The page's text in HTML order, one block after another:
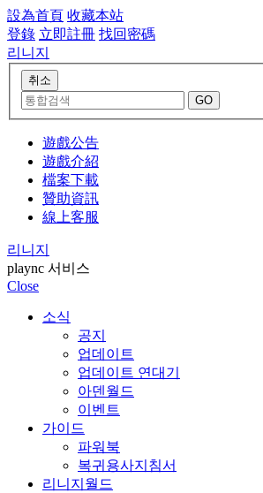
設為首頁 收藏本站
登錄 立即註冊 找回密碼
리니지
遊戲公告
遊戲介紹
檔案下載
贊助資訊
線上客服
리니지
plaync 서비스
Close
소식
공지
업데이트
업데이트 연대기
아덴월드
이벤트
가이드
파워북
복귀용사지침서
리니지월드